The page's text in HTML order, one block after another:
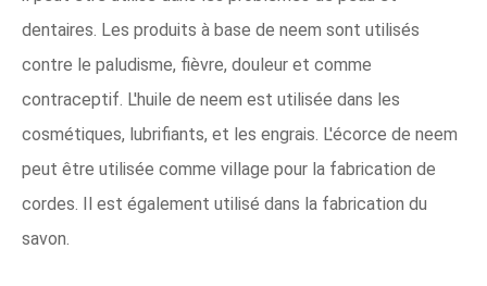
dentaires. Les produits à base de neem sont utilisés
contre le paludisme, fièvre, douleur et comme
contraceptif. L'huile de neem est utilisée dans les
cosmétiques, lubrifiants, et les engrais. L'écorce de neem
peut être utilisée comme village pour la fabrication de
cordes. Il est également utilisé dans la fabrication du
savon.